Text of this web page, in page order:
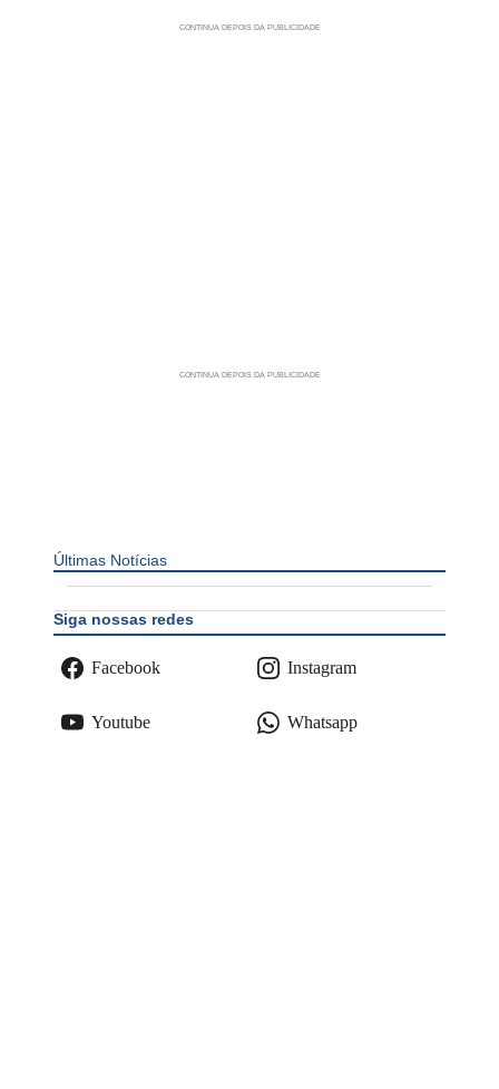
Últimas Notícias
Siga nossas redes
Facebook Instagram
Youtube Whatsapp